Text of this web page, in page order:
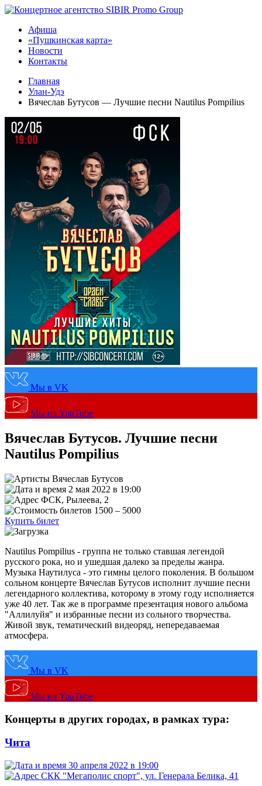
Афиша
«Пушкинская карта»
Новости
Контакты
Главная
Улан-Удэ
Вячеслав Бутусов — Лучшие песни Nautilus Pompilius
Мы в VK
Мы на YouTube
Вячеслав Бутусов. Лучшие песни
Nautilus Pompilius
Вячеслав Бутусов
2 мая 2022 в 19:00
ФСК, Рылеева, 2
1500 – 5000
Купить билет
Nautilus Pompilius - группа не только ставшая легендой
русского рока, но и ушедшая далеко за пределы жанра.
Музыка Наутилуса - это гимны целого поколения. В большом
сольном концерте Вячеслав Бутусов исполнит лучшие песни
легендарного коллектива, которому в этому году исполняется
уже 40 лет. Так же в программе презентация нового альбома
"Аллилуйя" и избранные песни из сольного творчества.
Живой звук, тематический видеоряд, непередаваемая
атмосфера.
Мы в VK
Мы на YouTube
Концерты в других городах, в рамках тура:
Чита
30 апреля 2022 в 19:00
СКК "Мегаполис спорт", ул. Генерала Белика, 41